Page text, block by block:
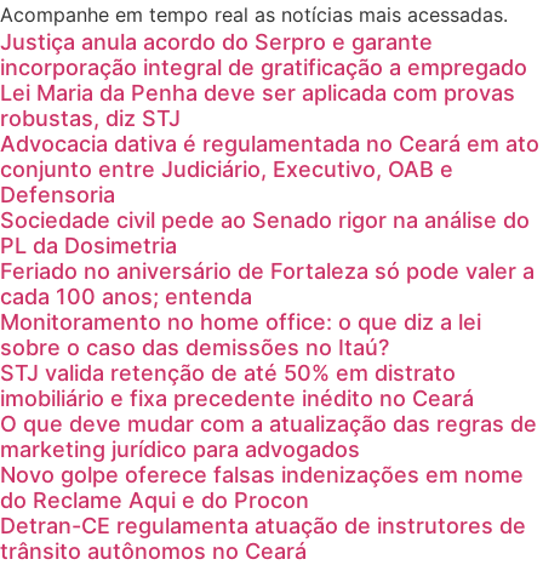
Acompanhe em tempo real as notícias mais acessadas.
Justiça anula acordo do Serpro e garante
incorporação integral de gratificação a empregado
Lei Maria da Penha deve ser aplicada com provas
robustas, diz STJ
Advocacia dativa é regulamentada no Ceará em ato
conjunto entre Judiciário, Executivo, OAB e
Defensoria
Sociedade civil pede ao Senado rigor na análise do
PL da Dosimetria
Feriado no aniversário de Fortaleza só pode valer a
cada 100 anos; entenda
Monitoramento no home office: o que diz a lei
sobre o caso das demissões no Itaú?
STJ valida retenção de até 50% em distrato
imobiliário e fixa precedente inédito no Ceará
O que deve mudar com a atualização das regras de
marketing jurídico para advogados
Novo golpe oferece falsas indenizações em nome
do Reclame Aqui e do Procon
Detran-CE regulamenta atuação de instrutores de
trânsito autônomos no Ceará